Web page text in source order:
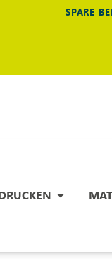
SPARE